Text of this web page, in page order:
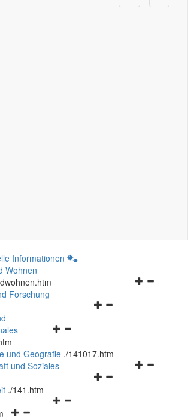
Informationen
Wohnen
Navigationsmenü
Forschung
Navigationsmenü
und
schließen
und Geografie ./141017.htm
Navigationsmenü
und Soziales
Navigationsmenü
./141.htm
Navigationsmenü